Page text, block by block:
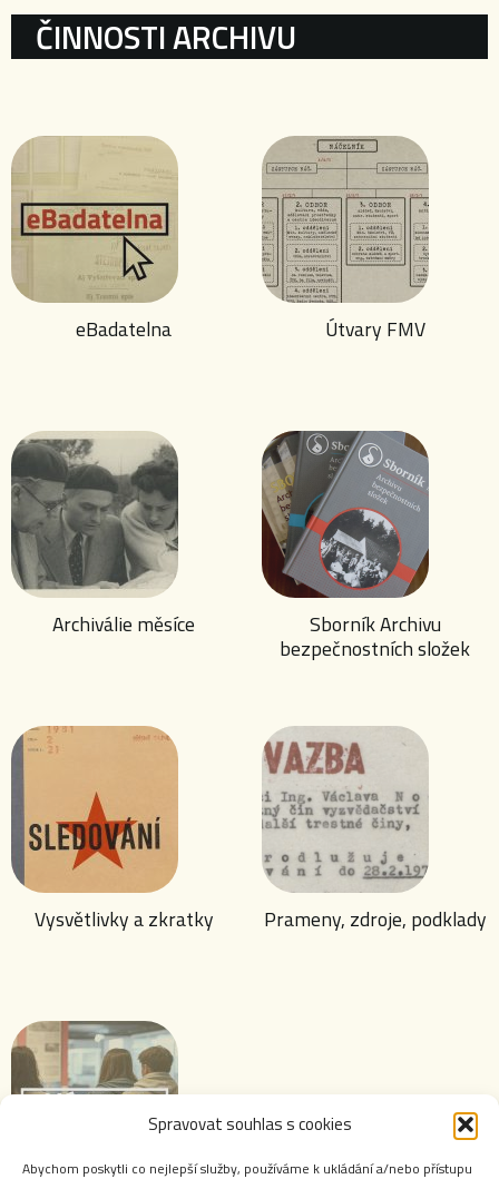
Spravovat souhlas s cookies
Abychom poskytli co nejlepší služby, používáme k ukládání a/nebo přístupu
ČINNOSTI ARCHIVU
eBadatelna Útvary FMV
Archiválie měsíce
Sborník Archivu
bezpečnostních složek
Vysvětlivky a zkratky Prameny, zdroje, podklady